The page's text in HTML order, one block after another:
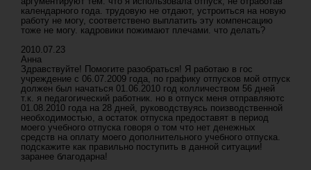
календарного года. трудовую не отдают, устроиться на новую
работу не могу, соответствено выплатить эту компенсацию
тоже не могу. кадровики пожимают плечами. что делать?
2010.07.23
Анна
Здравствуйте! Помогите разобраться! Я работаю в гос
учреждение с 06.07.2009 года, по графику отпусков мой отпуск
должен был начаться 01.06.2010 год колличеством 56 дней
т.к. я педагогический работник. но в отпуск меня отправляютс
01.08.2010 года на 28 дней, руководствуясь поизводственной
необходимостью, а остаток отпуска предоставят в период
моего учебного отпуска говоря о том что нет денежных
средств на оплату моего дополнительного учебного отпуска.
подскажите как правильно поступить в данной ситуации!
заранее благодарна!